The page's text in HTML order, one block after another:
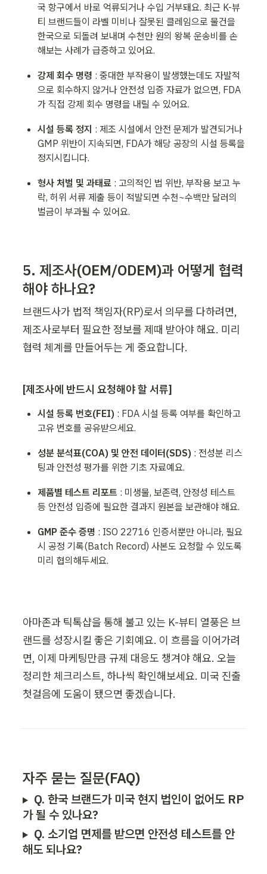
국 항구에서 바로 억류되거나 수입 거부돼요. 최근 K-뷰
티 브랜드들이 라벨 미비나 잘못된 클레임으로 물건을
한국으로 되돌려 보내며 수천만 원의 왕복 운송비를 손
해보는 사례가 급증하고 있어요.
강제 회수 명령 : 중대한 부작용이 발생했는데도 자발적
으로 회수하지 않거나 안전성 입증 자료가 없으면, FDA
가 직접 강제 회수 명령을 내릴 수 있어요.
시설 등록 정지 : 제조 시설에서 안전 문제가 발견되거나
GMP 위반이 지속되면, FDA가 해당 공장의 시설 등록을
정지시킵니다.
형사 처벌 및 과태료 : 고의적인 법 위반, 부작용 보고 누
락, 허위 서류 제출 등이 적발되면 수천~수백만 달러의
벌금이 부과될 수 있어요.
5. 제조사(OEM/ODEM)과 어떻게 협력
해야 하나요?
브랜드사가 법적 책임자(RP)로서 의무를 다하려면,
제조사로부터 필요한 정보를 제때 받아야 해요. 미리
협력 체계를 만들어두는 게 중요합니다.
[제조사에 반드시 요청해야 할 서류]
시설 등록 번호(FEI) : FDA 시설 등록 여부를 확인하고
고유 번호를 공유받으세요.
성분 분석표(COA) 및 안전 데이터(SDS) : 전성분 리스
팅과 안전성 평가를 위한 기초 자료예요.
제품별 테스트 리포트 : 미생물, 보존력, 안정성 테스트
등 안전성 입증에 필요한 결과지 원본을 보관해야 해요.
GMP 준수 증명 : ISO 22716 인증서뿐만 아니라, 필요
시 공정 기록(Batch Record) 사본도 요청할 수 있도록
미리 협의해두세요.
아마존과 틱톡샵을 통해 불고 있는 K-뷰티 열풍은 브
랜드를 성장시킬 좋은 기회예요. 이 흐름을 이어가려
면, 이제 마케팅만큼 규제 대응도 챙겨야 해요. 오늘
정리한 체크리스트, 하나씩 확인해보세요. 미국 진출
첫걸음에 도움이 됐으면 좋겠습니다.
자주 묻는 질문(FAQ)
Q. 한국 브랜드가 미국 현지 법인이 없어도 RP
가 될 수 있나요?
Q. 소기업 면제를 받으면 안전성 테스트를 안
해도 되나요?